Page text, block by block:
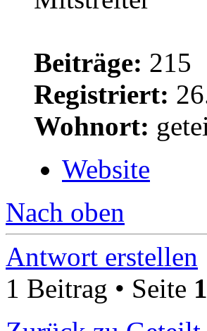
Beiträge: 215
Registriert:
Wohnort:
Website
Nach oben
Antwort erstellen
1 Beitrag • Seite 1